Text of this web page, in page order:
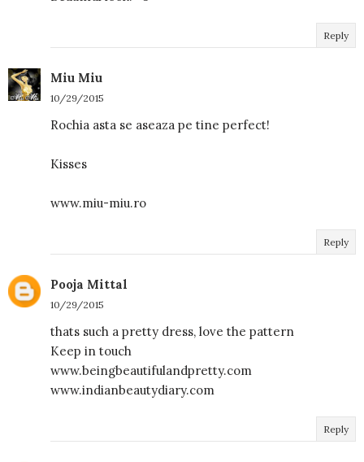
Reply
Miu Miu
10/29/2015
Rochia asta se aseaza pe tine perfect!
Kisses
www.miu-miu.ro
Reply
Pooja Mittal
10/29/2015
thats such a pretty dress, love the pattern
Keep in touch
www.beingbeautifulandpretty.com
www.indianbeautydiary.com
Reply